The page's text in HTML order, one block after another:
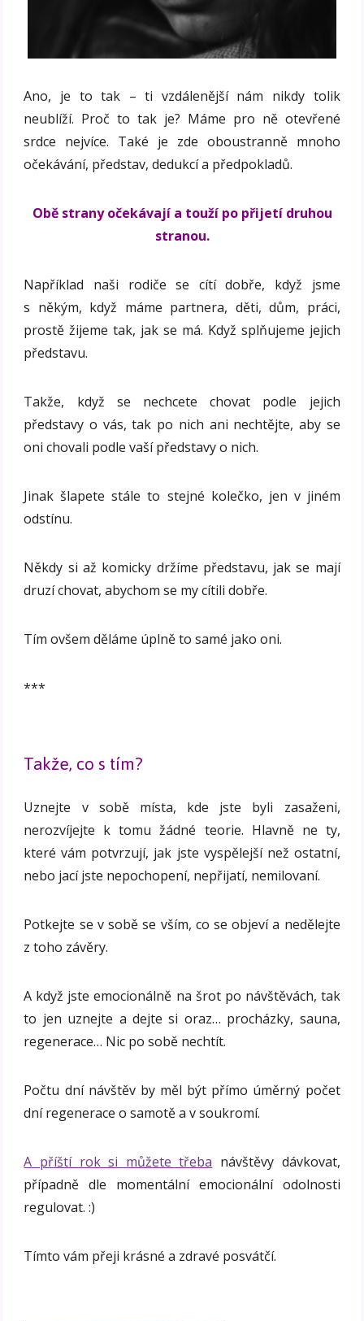
Ano, je to tak – ti vzdálenější nám nikdy tolik
neublíží. Proč to tak je? Máme pro ně otevřené
srdce nejvíce. Také je zde oboustranně mnoho
očekávání, představ, dedukcí a předpokladů.
Obě strany očekávají a touží po přijetí druhou
stranou.
Například naši rodiče se cítí dobře, když jsme
s někým, když máme partnera, děti, dům, práci,
prostě žijeme tak, jak se má. Když splňujeme jejich
představu.
Takže, když se nechcete chovat podle jejich
představy o vás, tak po nich ani nechtějte, aby se
oni chovali podle vaší představy o nich.
Jinak šlapete stále to stejné kolečko, jen v jiném
odstínu.
Někdy si až komicky držíme představu, jak se mají
druzí chovat, abychom se my cítili dobře.
Tím ovšem děláme úplně to samé jako oni.
***
Takže, co s tím?
Uznejte v sobě místa, kde jste byli zasaženi,
nerozvíjejte k tomu žádné teorie. Hlavně ne ty,
které vám potvrzují, jak jste vyspělejší než ostatní,
nebo jací jste nepochopení, nepřijatí, nemilovaní.
Potkejte se v sobě se vším, co se objeví a nedělejte
z toho závěry.
A když jste emocionálně na šrot po návštěvách, tak
to jen uznejte a dejte si oraz… procházky, sauna,
regenerace… Nic po sobě nechtít.
Počtu dní návštěv by měl být přímo úměrný počet
dní regenerace o samotě a v soukromí.
A příští rok si můžete třeba návštěvy dávkovat,
případně dle momentální emocionální odolnosti
regulovat. :)
Tímto vám přeji krásné a zdravé posvátčí.